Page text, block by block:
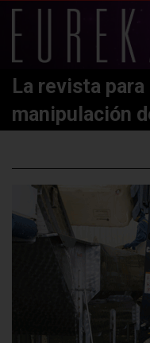
La revista
manipulación